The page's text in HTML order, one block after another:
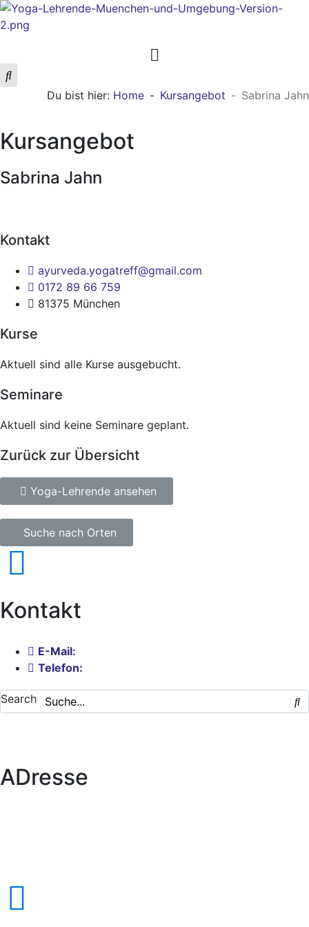
Du bist hier: Home Kursangebot Sabrina Jahn
Kursangebot
Sabrina Jahn
Kontakt
ayurveda.yogatreff@gmail.com
0172 89 66 759
81375 München
Kurse
Aktuell sind alle Kurse ausgebucht.
Seminare
Aktuell sind keine Seminare geplant.
Zurück zur Übersicht
Yoga-Lehrende ansehen
Suche nach Orten
Kontakt
E-Mail:
Telefon:
Search
ADresse